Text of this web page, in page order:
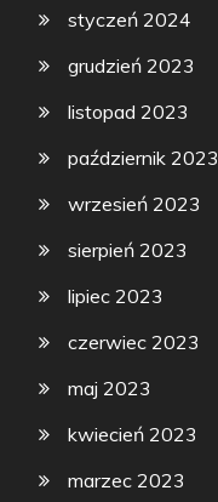
styczeń 2024
grudzień 2023
listopad 2023
październik 2023
wrzesień 2023
sierpień 2023
lipiec 2023
czerwiec 2023
maj 2023
kwiecień 2023
marzec 2023